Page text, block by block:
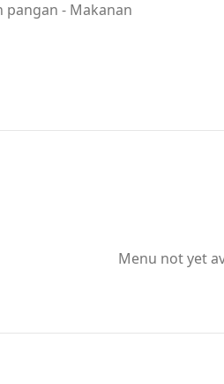
- Makanan
Menu not yet